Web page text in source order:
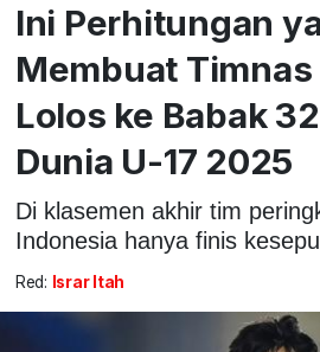
Ini Perhitungan
Membuat Timnas
Lolos ke Babak
Dunia U-17 2025
Di klasemen akhir tim
Indonesia hanya finis
Red: Israr Itah